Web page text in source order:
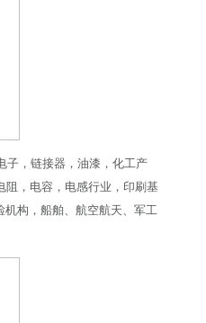
子，链接器，油漆，化工产
阻，电容，电感行业，印刷基
构，船舶、航空航天、军工